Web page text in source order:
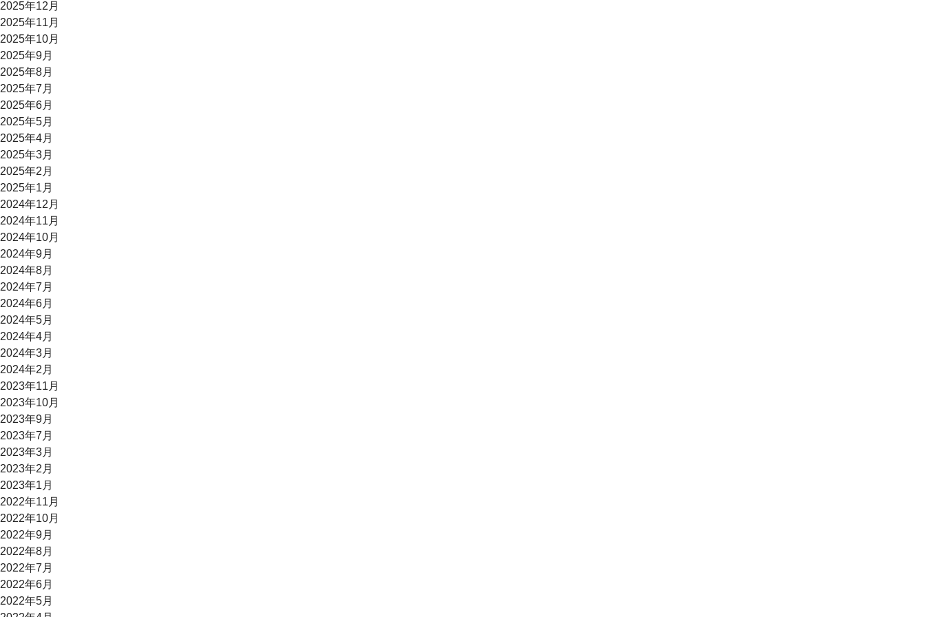
2025年12月
2025年11月
2025年10月
2025年9月
2025年8月
2025年7月
2025年6月
2025年5月
2025年4月
2025年3月
2025年2月
2025年1月
2024年12月
2024年11月
2024年10月
2024年9月
2024年8月
2024年7月
2024年6月
2024年5月
2024年4月
2024年3月
2024年2月
2023年11月
2023年10月
2023年9月
2023年7月
2023年3月
2023年2月
2023年1月
2022年11月
2022年10月
2022年9月
2022年8月
2022年7月
2022年6月
2022年5月